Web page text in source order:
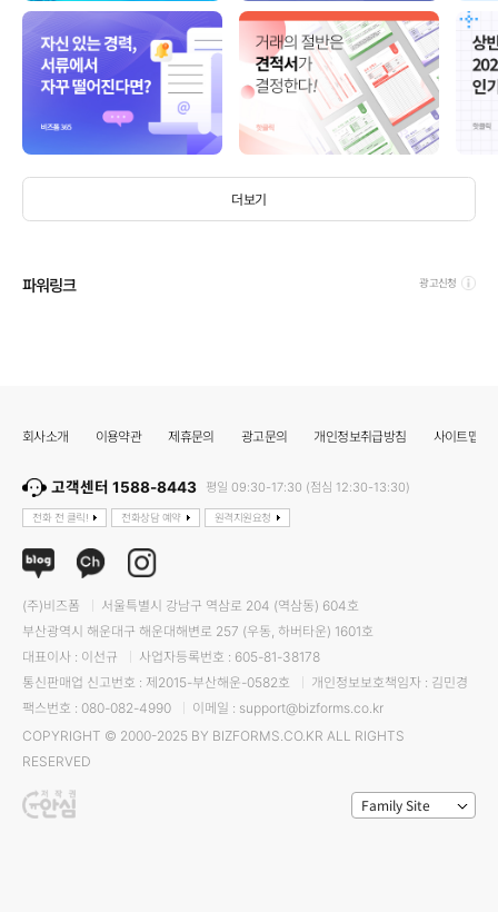
더보기
파워링크 광고신청
회사소개 이용약관 제휴문의 광고문의 개인정보취급방침 사이트맵
고객센터 1588-8443 평일 09:30-17:30 (점심 12:30-13:30)
전화 전 클릭! 전화상담 예약 원격지원요청
(주)비즈폼
서울특별시 강남구 역삼로 204 (역삼동) 604호
부산광역시 해운대구 해운대해변로 257 (우동, 하버타운) 1601호
대표이사 : 이선규
사업자등록번호 : 605-81-38178
통신판매업 신고번호 : 제2015-부산해운-0582호
개인정보보호책임자 : 김민경
팩스번호 : 080-082-4990
이메일 : support@bizforms.co.kr
COPYRIGHT © 2000-2025 BY BIZFORMS.CO.KR ALL RIGHTS
RESERVED
Family Site